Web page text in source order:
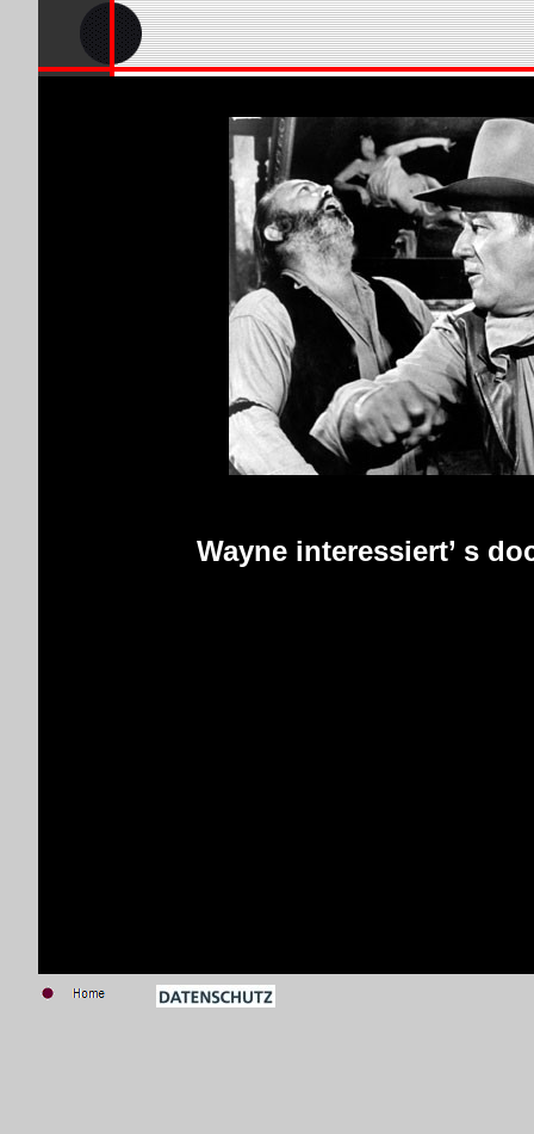
Wayne interessiert’ s